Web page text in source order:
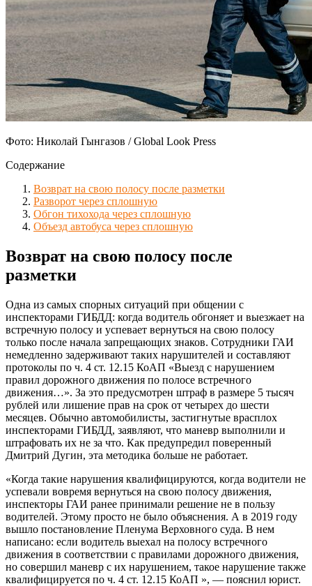
Фото: Николай Гынгазов / Global Look Press
Содержание
Возврат на свою полосу после разметки
Разворот через сплошную
Обгон тихохода через сплошную
Объезд автобуса через сплошную
Возврат на свою полосу после
разметки
Одна из самых спорных ситуаций при общении с
инспекторами ГИБДД: когда водитель обгоняет и выезжает на
встречную полосу и успевает вернуться на свою полосу
только после начала запрещающих знаков. Сотрудники ГАИ
немедленно задерживают таких нарушителей и составляют
протоколы по ч. 4 ст. 12.15 КоАП «Выезд с нарушением
правил дорожного движения по полосе встречного
движения…». За это предусмотрен штраф в размере 5 тысяч
рублей или лишение прав на срок от четырех до шести
месяцев. Обычно автомобилисты, застигнутые врасплох
инспекторами ГИБДД, заявляют, что маневр выполнили и
штрафовать их не за что. Как предупредил поверенный
Дмитрий Дугин, эта методика больше не работает.
«Когда такие нарушения квалифицируются, когда водители не
успевали вовремя вернуться на свою полосу движения,
инспекторы ГАИ ранее принимали решение не в пользу
водителей. Этому просто не было объяснения. А в 2019 году
вышло постановление Пленума Верховного суда. В нем
написано: если водитель выехал на полосу встречного
движения в соответствии с правилами дорожного движения,
но совершил маневр с их нарушением, такое нарушение также
квалифицируется по ч. 4 ст. 12.15 КоАП », — пояснил юрист.